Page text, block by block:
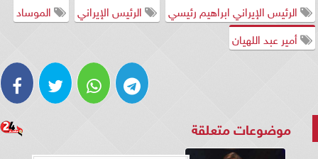
الرئيس الإيراني ابراهيم رئيسي
الرئيس الإيراني
الموساد
أمير عبد اللهيان
موضوعات متعلقة